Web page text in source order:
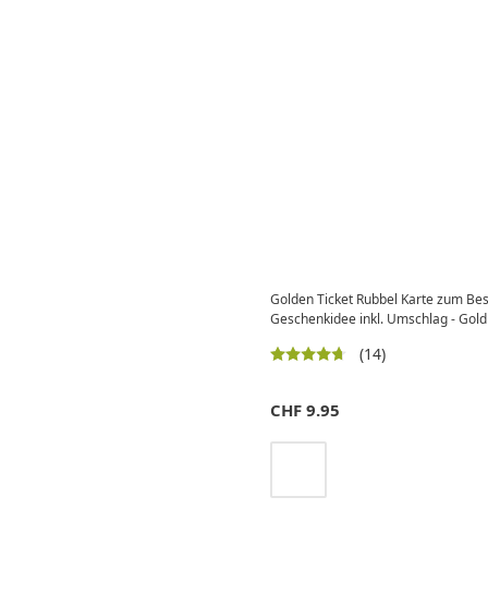
Golden Ticket Rubbel Karte zum
Geschenkidee inkl. Umschlag - Gold
(14)
CHF 9.95